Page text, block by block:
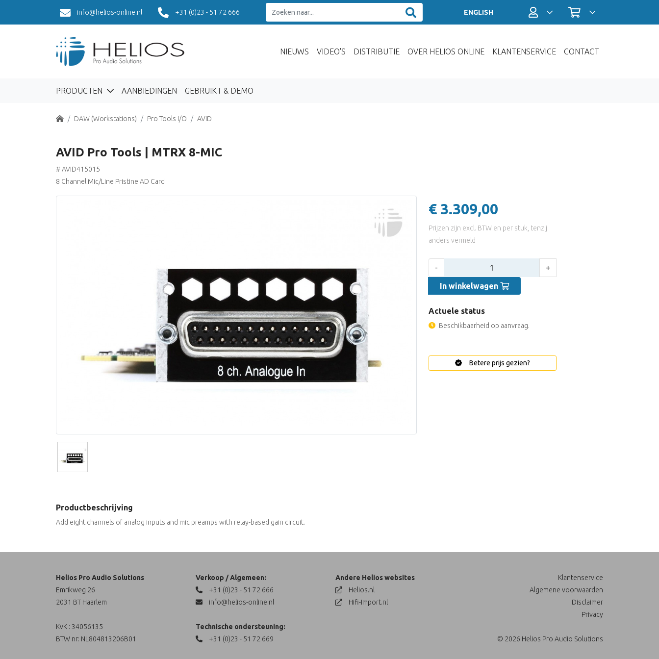
info@helios-online.nl +31 (0)23 - 51 72 666 ENGLISH Profiel / InloggenWinkelwagen
NIEUWS VIDEO'S DISTRIBUTIE OVER HELIOS ONLINE KLANTENSERVICE CONTACT
PRODUCTEN AANBIEDINGEN GEBRUIKT & DEMO
Home DAW (Workstations) Pro Tools I/O AVID
AVID Pro Tools | MTRX 8-MIC
# AVID415015
8 Channel Mic/Line Pristine AD Card
€ 3.309,00
Prijzen zijn excl. BTW en per stuk, tenzij
anders vermeld
- +
In winkelwagen
Actuele status
Beschikbaarheid op aanvraag.
Betere prijs gezien?
Productbeschrijving
Add eight channels of analog inputs and mic preamps with relay-based gain circuit.
Helios Pro Audio Solutions
Emrikweg 26
2031 BT Haarlem
KvK : 34056135
BTW nr: NL804813206B01
Verkoop / Algemeen:
+31 (0)23 - 51 72 666
info@helios-online.nl
Technische ondersteuning:
+31 (0)23 - 51 72 669
Andere Helios websites
Helios.nl
Hifi-Import.nl
Klantenservice
Algemene voorwaarden
Disclaimer
Privacy
© 2026 Helios Pro Audio Solutions